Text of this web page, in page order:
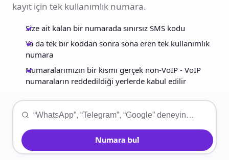
kayıt için tek kullanımlık numara.
Size ait kalan bir numarada sınırsız SMS kodu
Ya da tek bir koddan sonra sona eren tek kullanımlık
numara
Numaralarımızın bir kısmı gerçek non-VoIP - VoIP
numaraların reddedildiği yerlerde kabul edilir
Numara bul